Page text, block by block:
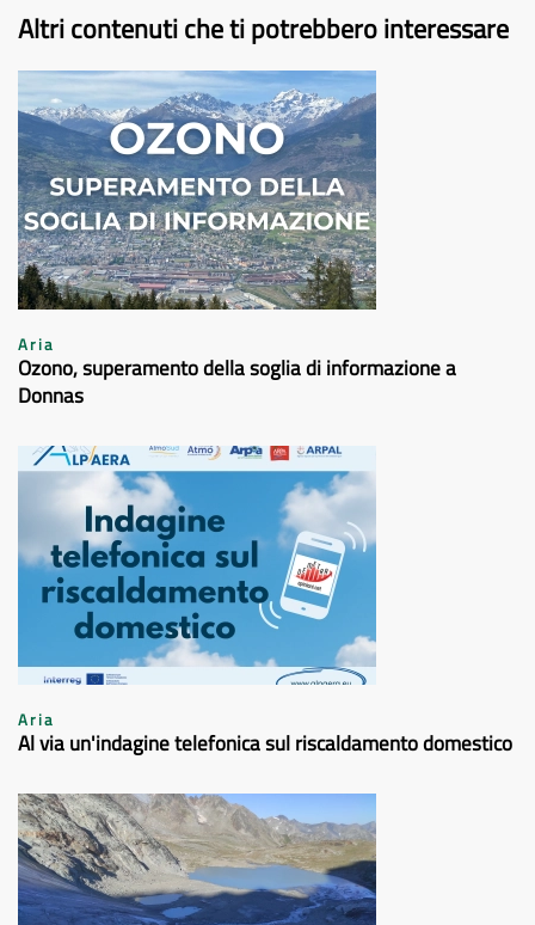
Altri contenuti che ti potrebbero interessare
Aria
Ozono, superamento della soglia di informazione a
Donnas
Aria
Al via un'indagine telefonica sul riscaldamento domestico